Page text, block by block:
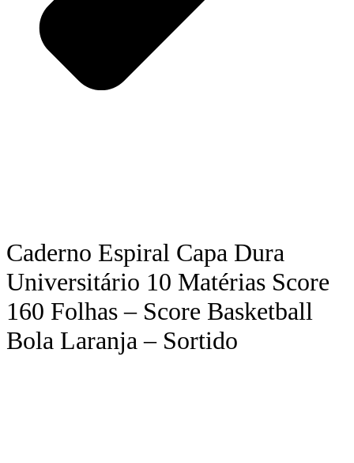
Caderno Espiral Capa Dura
Universitário 10 Matérias Score
160 Folhas – Score Basketball
Bola Laranja – Sortido